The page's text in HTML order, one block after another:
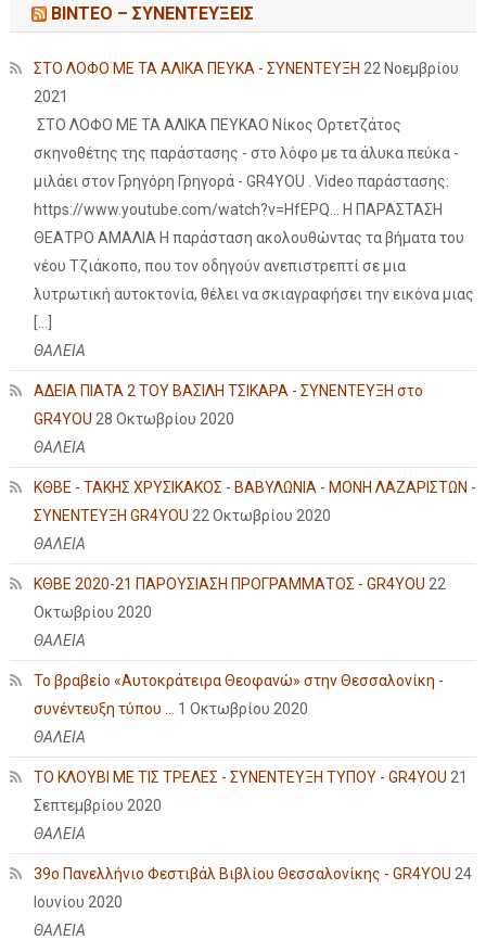
ΒΙΝΤΕΟ – ΣΥΝΕΝΤΕΥΞΕΙΣ
ΣΤΟ ΛΟΦΟ ΜΕ ΤΑ ΑΛΙΚΑ ΠΕΥΚΑ - ΣΥΝΕΝΤΕΥΞΗ 22 Νοεμβρίου
2021
ΣΤΟ ΛΟΦΟ ΜΕ ΤΑ ΑΛΙΚΑ ΠΕΥΚΑΟ Νίκος Ορτετζάτος
σκηνοθέτης της παράστασης - στο λόφο με τα άλυκα πεύκα -
μιλάει στον Γρηγόρη Γρηγορά - GR4YOU . Video παράστασης:
https://www.youtube.com/watch?v=HfEPQ... Η ΠΑΡΑΣΤΑΣΗ
ΘΕΑΤΡΟ ΑΜΑΛΙΑ Η παράσταση ακολουθώντας τα βήματα του
νέου Τζιάκοπο, που τον οδηγούν ανεπιστρεπτί σε μια
λυτρωτική αυτοκτονία, θέλει να σκιαγραφήσει την εικόνα μιας
ΘΑΛΕΙΑ
ΑΔΕΙΑ ΠΙΑΤΑ 2 ΤΟΥ ΒΑΣΙΛΗ ΤΣΙΚΑΡΑ - ΣΥΝΕΝΤΕΥΞΗ στο
GR4YOU 28 Οκτωβρίου 2020
ΘΑΛΕΙΑ
ΚΘΒΕ - ΤΑΚΗΣ ΧΡΥΣΙΚΑΚΟΣ - ΒΑΒΥΛΩΝΙΑ - ΜΟΝΗ ΛΑΖΑΡΙΣΤΩΝ -
ΣΥΝΕΝΤΕΥΞΗ GR4YOU 22 Οκτωβρίου 2020
ΘΑΛΕΙΑ
ΚΘΒΕ 2020-21 ΠΑΡΟΥΣΙΑΣΗ ΠΡΟΓΡΑΜΜΑΤΟΣ - GR4YOU 22
Οκτωβρίου 2020
ΘΑΛΕΙΑ
Το βραβείο «Αυτοκράτειρα Θεοφανώ» στην Θεσσαλονίκη -
συνέντευξη τύπου ...
1 Οκτωβρίου 2020
ΘΑΛΕΙΑ
ΤΟ ΚΛΟΥΒΙ ΜΕ ΤΙΣ ΤΡΕΛΕΣ - ΣΥΝΕΝΤΕΥΞΗ ΤΥΠΟΥ - GR4YOU 21
Σεπτεμβρίου 2020
ΘΑΛΕΙΑ
39ο Πανελλήνιο Φεστιβάλ Βιβλίου Θεσσαλονίκης - GR4YOU 24
Ιουνίου 2020
ΘΑΛΕΙΑ